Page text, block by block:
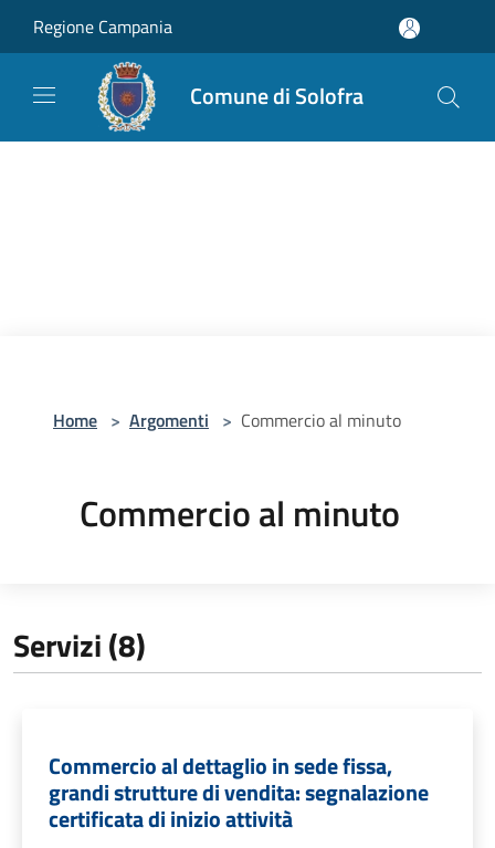
Regione Campania
Comune di Solofra
Home > Argomenti > Commercio al minuto
Commercio al minuto
Servizi (8)
Commercio al dettaglio in sede fissa,
grandi strutture di vendita: segnalazione
certificata di inizio attività